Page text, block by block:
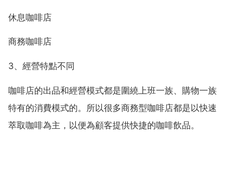
休息咖啡店
商務咖啡店
3、經營特點不同
咖啡店的出品和經營模式都是圍繞上班一族、購物一族
特有的消費模式的。所以很多商務型咖啡店都是以快速
萃取咖啡為主，以便為顧客提供快捷的咖啡飲品。